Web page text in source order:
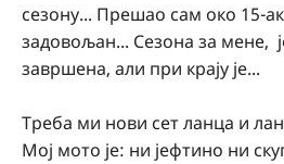
сезону... Прешао сам око 15-
задовољан... Сезона за мене,
завршена, али при крају је...
Треба ми нови сет ланца и
Мој мото је: ни јефтино ни